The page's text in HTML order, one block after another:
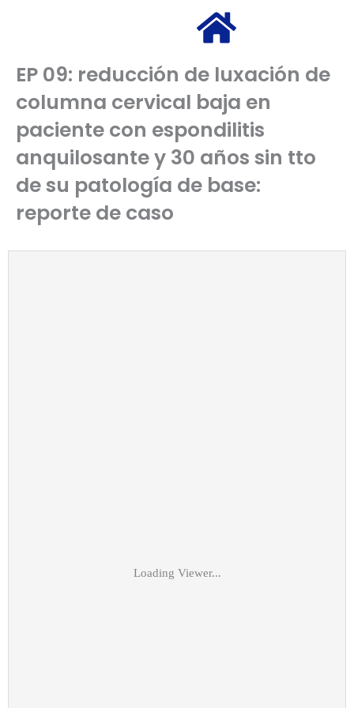
EP 09: reducción de luxación de
columna cervical baja en
paciente con espondilitis
anquilosante y 30 años sin tto
de su patología de base:
reporte de caso
Loading Viewer...